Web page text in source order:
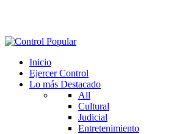
Inicio
Ejercer Control
Lo más Destacado
All
Cultural
Judicial
Entretenimiento